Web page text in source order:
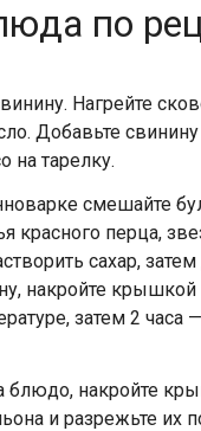
по
Нагрейте
Добавьте
на тарелку.
смешайте
красного перца,
сахар,
накройте
затем 2 часа
накройте
и разрежьте их